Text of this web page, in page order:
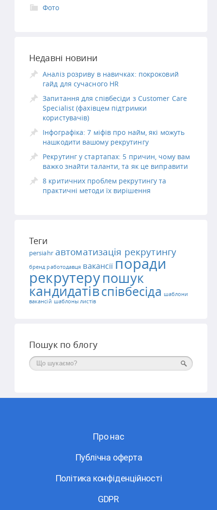
Фото
Недавні новини
Аналіз розриву в навичках: покроковий
гайд для сучасного HR
Запитання для співбесіди з Customer Care
Specialist (фахівцем підтримки
користувачів)
Інфографіка: 7 міфів про найм, які можуть
нашкодити вашому рекрутингу
Рекрутинг у стартапах: 5 причин, чому вам
важко знайти таланти, та як це виправити
8 критичних проблем рекрутингу та
практичні методи їх вирішення
Теги
persiahr автоматизація рекрутингу
бренд работодавця вакансії поради
рекрутерупошук
кандидатівспівбесіда шаблони
вакансій шаблоны листів
Пошук по блогу
Поиск
Про нас
Публічна оферта
Політика конфіденційності
GDPR